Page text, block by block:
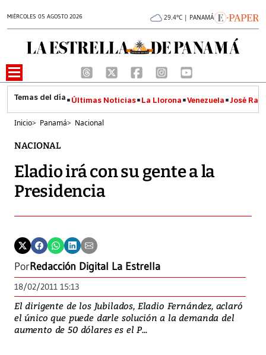
MIÉRCOLES 05 AGOSTO 2026 29.4°C | PANAMÁ
Últimas Noticias La Llorona Venezuela José
Inicio> Panamá> Nacional
NACIONAL
Eladio irá con su gente a la
Presidencia
PorRedacción Digital La Estrella
18/02/2011 15:13
El dirigente de los Jubilados, Eladio Fernández, aclaró
el único que puede darle solución a la demanda del
aumento de 50 dólares es el P...